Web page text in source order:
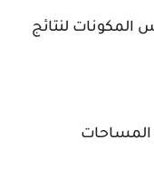
المكونات لنتائج